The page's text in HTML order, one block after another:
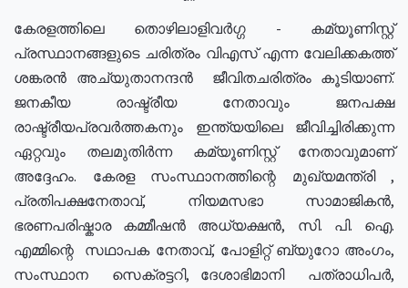
കേരളത്തിലെ തൊഴിലാളിവർഗ്ഗ - കമ്യൂണിസ്റ്റ്
പ്രസ്ഥാനങ്ങളുടെ ചരിത്രം വിഎസ് എന്ന വേലിക്കകത്ത്
ശങ്കരൻ അച്യുതാനന്ദൻ ജീവിതചരിത്രം കൂടിയാണ്.
ജനകീയ രാഷ്ട്രീയ നേതാവും ജനപക്ഷ
രാഷ്ട്രീയപ്രവർത്തകനും ഇന്ത്യയിലെ ജീവിച്ചിരിക്കുന്ന
ഏറ്റവും തലമുതിർന്ന കമ്യൂണിസ്റ്റ് നേതാവുമാണ്
അദ്ദേഹം. കേരള സംസ്ഥാനത്തിന്റെ മുഖ്യമന്ത്രി ,
പ്രതിപക്ഷനേതാവ്, നിയമസഭാ സാമാജികൻ,
ഭരണപരിഷ്കാര കമ്മീഷൻ അധ്യക്ഷൻ, സി. പി. ഐ.
എമ്മിന്റെ സഥാപക നേതാവ്, പോളിറ്റ് ബ്യുറോ അംഗം,
സംസ്ഥാന സെക്രട്ടറി, ദേശാഭിമാനി പത്രാധിപർ,